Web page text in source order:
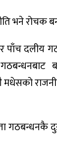
भने रोचक
पाँच दलीय
गठबन्धनकै